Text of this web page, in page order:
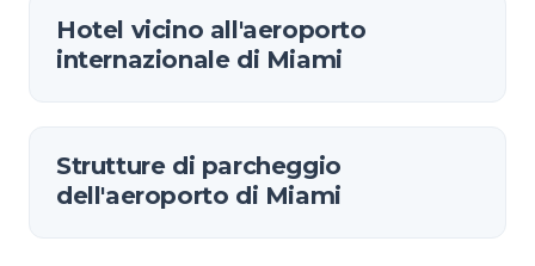
Hotel vicino all'aeroporto
internazionale di Miami
Strutture di parcheggio
dell'aeroporto di Miami